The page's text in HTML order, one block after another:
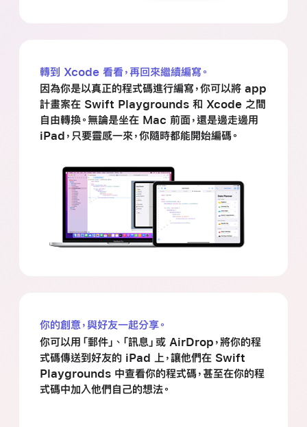
轉到 Xcode 看看，再回來繼續編寫。
因為你是以真正的程式碼進行編寫，你可以將 app
計畫案在 Swift Playgrounds 和 Xcode 之間
自由轉換。無論是坐在 Mac 前面，還是邊走邊用
iPad，只要靈感一來，你隨時都能開始編碼。
你的創意，與好友一起分享。
你可以用「郵件」、「訊息」或 AirDrop，將你的程
式碼傳送到好友的 iPad 上，讓他們在 Swift
Playgrounds 中查看你的程式碼，甚至在你的程
式碼中加入他們自己的想法。